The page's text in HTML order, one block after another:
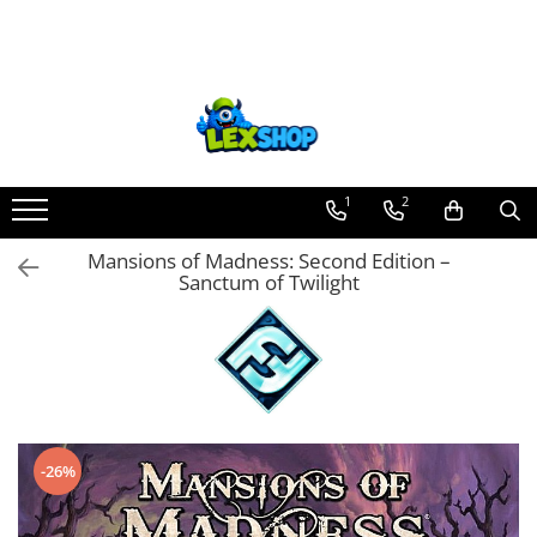
Board Games
Extensii boardgames
Card Games (jocuri cu carti)
Jocuri pentru toata familia
Party Games (jocuri de petrecere)
Smart Games
Puzzle-uri logice
Jocuri cu miniaturi
1 2
Mansions of Madness: Second Edition –
Sanctum of Twilight
-26%